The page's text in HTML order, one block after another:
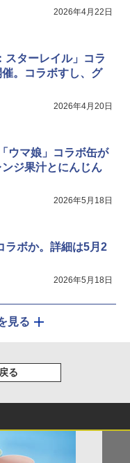
2026年4月22日
スターレイル」コラ
。コラボすし、グ
2026年4月20日
ウマ娘」コラボ缶が
ジ果汁とにんじん
2026年5月18日
ラボか。詳細は5月2
2026年5月18日
見る
る